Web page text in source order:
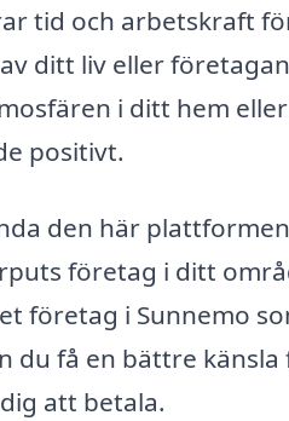
tid och arbetskraft
ditt liv eller
i ditt hem
positivt.
den här
företag i ditt
företag i Sunnemo
du få en bättre
att betala.